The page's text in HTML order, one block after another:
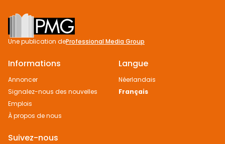
Footer
Une publication deProfessional Media Group
Informations
Annoncer
Signalez-nous des nouvelles
Emplois
À propos de nous
Langue
Néerlandais
Français
Suivez-nous